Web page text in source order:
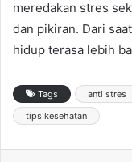
meredakan stres
dan pikiran. Dari
hidup terasa lebih
Tags anti stres
tips kesehatan